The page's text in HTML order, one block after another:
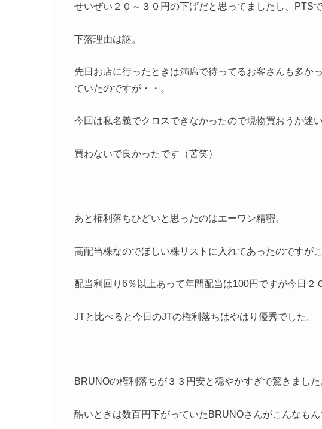
せいぜい２０～３０円の下げだと思ってましたし、PTS
下落理由は謎。
先日お店に行ったときは満席で待ってるお客さんも多か
ていたのですが・・。
今回は私名義でクロスできなかったので現物買おうか迷
買わないで良かったです（苦笑）
あと権利落ちひどいと思ったのはエーワン精密。
高配当株なのでほしい株リストに入れてあったのですが
配当利回り6％以上あって年間配当は100円ですが今日２
JTと比べると今日のJTの権利落ちはやはり優秀でした。
BRUNOの権利落ちが３３円安と穏やかすぎで驚きました
酷いときは数百円下がっていたBRUNOさんがこんなも